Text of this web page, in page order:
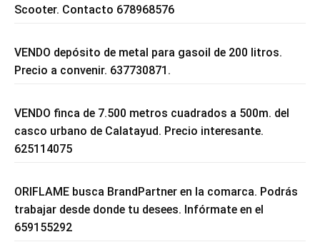
Scooter. Contacto 678968576
VENDO depósito de metal para gasoil de 200 litros.
Precio a convenir. 637730871.
VENDO finca de 7.500 metros cuadrados a 500m. del
casco urbano de Calatayud. Precio interesante.
625114075
ORIFLAME busca BrandPartner en la comarca. Podrás
trabajar desde donde tu desees. Infórmate en el
659155292